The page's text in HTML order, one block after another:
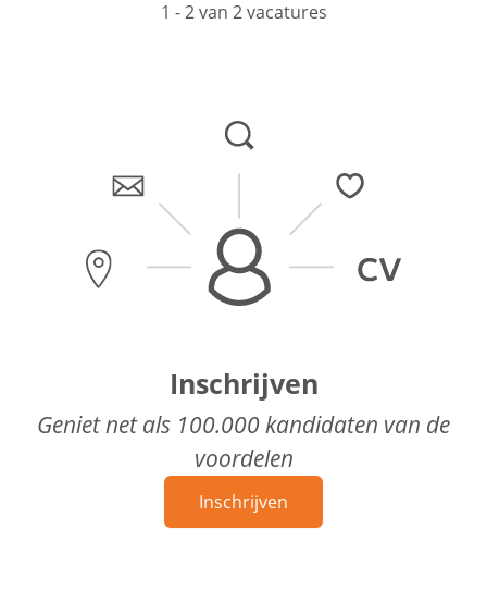
1 - 2 van 2 vacatures
Inschrijven
Geniet net als 100.000 kandidaten van de
voordelen
Inschrijven